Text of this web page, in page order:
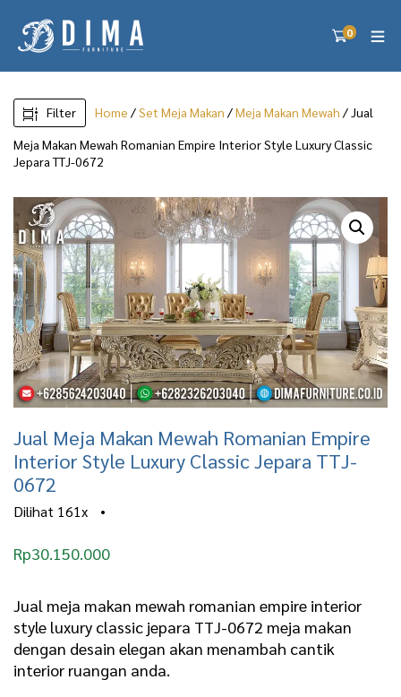
0
Filter Home /Set Meja Makan /Meja Makan Mewah / Jual
Meja Makan Mewah Romanian Empire Interior Style Luxury Classic
Jepara TTJ-0672
Jual Meja Makan Mewah Romanian Empire
Interior Style Luxury Classic Jepara TTJ-
0672
Dilihat 161x •
Rp30.150.000
Jual meja makan mewah romanian empire interior
style luxury classic jepara TTJ-0672 meja makan
dengan desain elegan akan menambah cantik
interior ruangan anda.